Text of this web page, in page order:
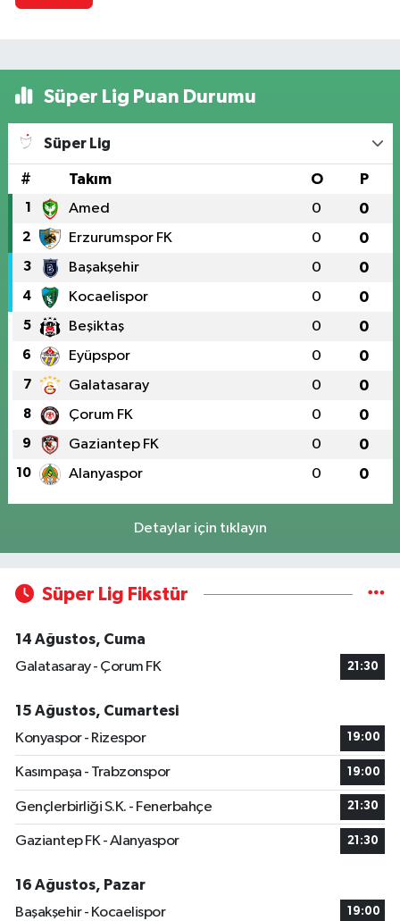
Süper Lig Puan Durumu
Süper Lig
# Takım O P
1 Amed 0 0
2 Erzurumspor FK 0 0
3 Başakşehir 0 0
4 Kocaelispor 0 0
5 Beşiktaş 0 0
6 Eyüpspor 0 0
7 Galatasaray 0 0
8 Çorum FK 0 0
9 Gaziantep FK 0 0
10 Alanyaspor 0 0
Detaylar için tıklayın
Süper Lig Fikstür
14 Ağustos, Cuma
Galatasaray - Çorum FK
21:30
15 Ağustos, Cumartesi
Konyaspor - Rizespor
19:00
Kasımpaşa - Trabzonspor 19:00
Gençlerbirliği S.K. - Fenerbahçe 21:30
Gaziantep FK - Alanyaspor 21:30
16 Ağustos, Pazar
Başakşehir - Kocaelispor
19:00